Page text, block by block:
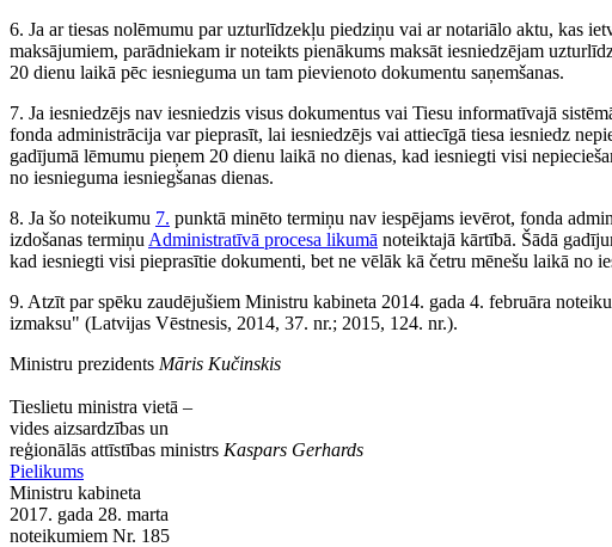
6. Ja ar tiesas nolēmumu par uzturlīdzekļu piedziņu vai ar notariālo aktu, kas
maksājumiem, parādniekam ir noteikts pienākums maksāt iesniedzējam
20 dienu laikā pēc iesnieguma un tam pievienoto dokumentu saņemšanas.
7. Ja iesniedzējs nav iesniedzis visus dokumentus vai Tiesu informatīvajā
fonda administrācija var pieprasīt, lai iesniedzējs vai attiecīgā tiesa iesniedz
gadījumā lēmumu pieņem 20 dienu laikā no dienas, kad iesniegti visi
no iesnieguma iesniegšanas dienas.
8. Ja šo noteikumu 7. punktā minēto termiņu nav iespējams ievērot, fonda
izdošanas termiņu Administratīvā procesa likumā noteiktajā kārtībā. Šādā
kad iesniegti visi pieprasītie dokumenti, bet ne vēlāk kā četru mēnešu laikā no
9. Atzīt par spēku zaudējušiem Ministru kabineta 2014. gada 4. februāra
izmaksu" (Latvijas Vēstnesis, 2014, 37. nr.; 2015, 124. nr.).
Ministru prezidents Māris Kučinskis
Tieslietu ministra vietā –
vides aizsardzības un
reģionālās attīstības ministrs Kaspars Gerhards
Pielikums
Ministru kabineta
2017. gada 28. marta
noteikumiem Nr. 185